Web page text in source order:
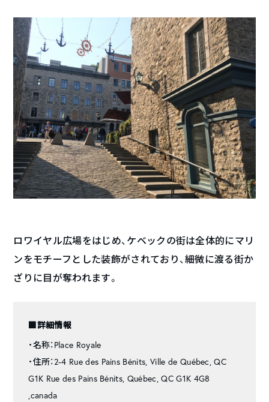
ロワイヤル広場をはじめ、ケベックの街は全体的にマリ
ンをモチーフとした装飾がされており、細微に渡る街か
ざりに目が奪われます。
■詳細情報
・名称：Place Royale
・住所：2-4 Rue des Pains Bénits, Ville de Québec, QC
G1K Rue des Pains Bénits, Québec, QC G1K 4G8
,canada